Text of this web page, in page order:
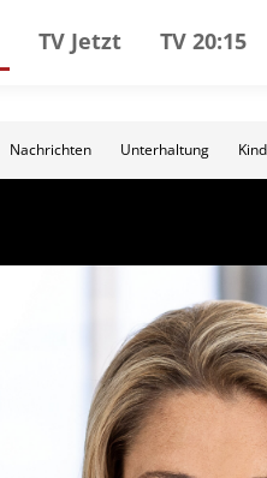
TV Jetzt TV 20:15
Nachrichten Unterhaltung